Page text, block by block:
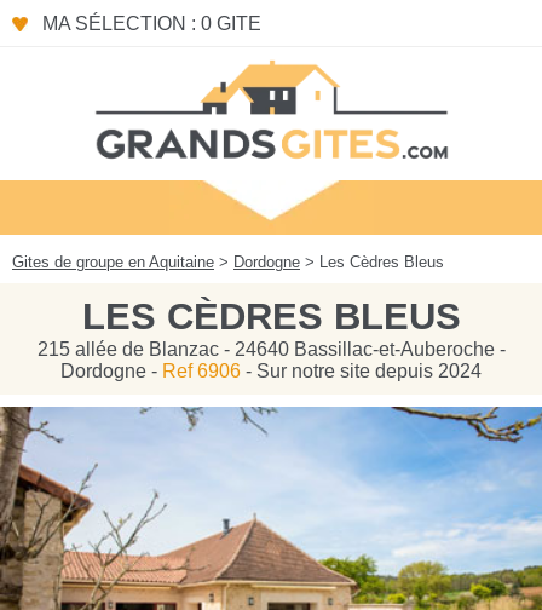
MA SÉLECTION : 0 GITE
Gites de groupe en Aquitaine > Dordogne > Les Cèdres Bleus
LES CÈDRES BLEUS
215 allée de Blanzac - 24640 Bassillac-et-Auberoche -
Dordogne - Ref 6906 - Sur notre site depuis 2024
Panneau de gestion des cookies